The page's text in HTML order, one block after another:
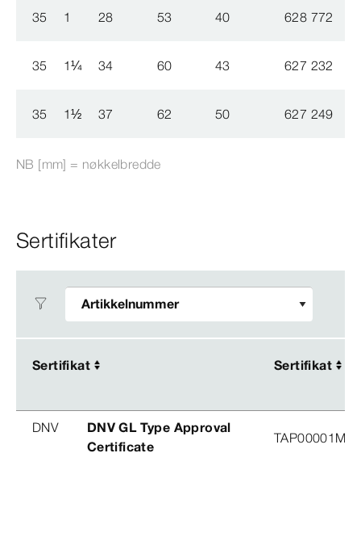
35 1 28 53 40 628 772
35 1¼ 34 60 43 627 232
35 1½ 37 62 50 627 249
NB [mm] = nøkkelbredde
Sertifikater
Sertifikat Sertifikat
Sertifikat Sertifikat
DNV
DNV GL Type Approval
Certificate
TAP00001M5,